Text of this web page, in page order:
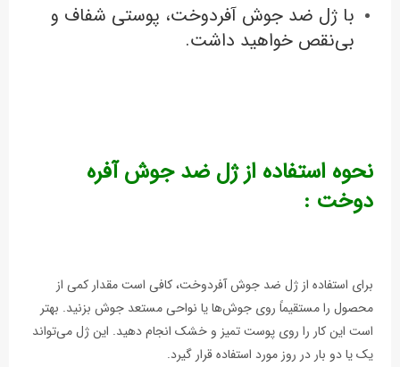
با ژل ضد جوش آفردوخت، پوستی شفاف و
بی‌نقص خواهید داشت.
نحوه استفاده از ژل ضد جوش آفره
دوخت :
برای استفاده از ژل ضد جوش آفردوخت، کافی است مقدار کمی از
محصول را مستقیماً روی جوش‌ها یا نواحی مستعد جوش بزنید. بهتر
است این کار را روی پوست تمیز و خشک انجام دهید. این ژل می‌تواند
یک یا دو بار در روز مورد استفاده قرار گیرد.